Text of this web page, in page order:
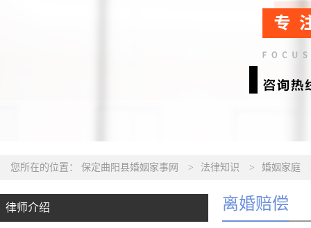
您所在的位置： 保定曲阳县婚姻家事网 > 法律知识 > 婚姻家庭
律师介绍 离婚赔偿